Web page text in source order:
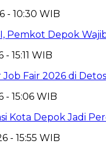
- 10:30 WIB
Pemkot Depok
15:11 WIB
Fair 2026 di
- 15:06 WIB
Kota Depok Jadi
- 15:55 WIB